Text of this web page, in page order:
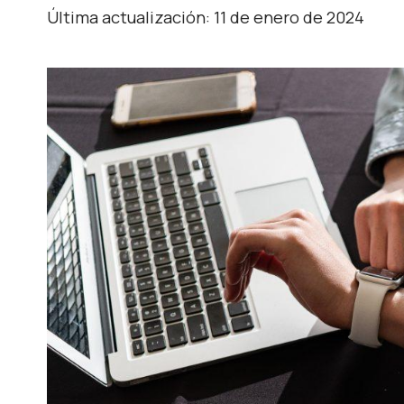
Última actualización: 11 de enero de 2024